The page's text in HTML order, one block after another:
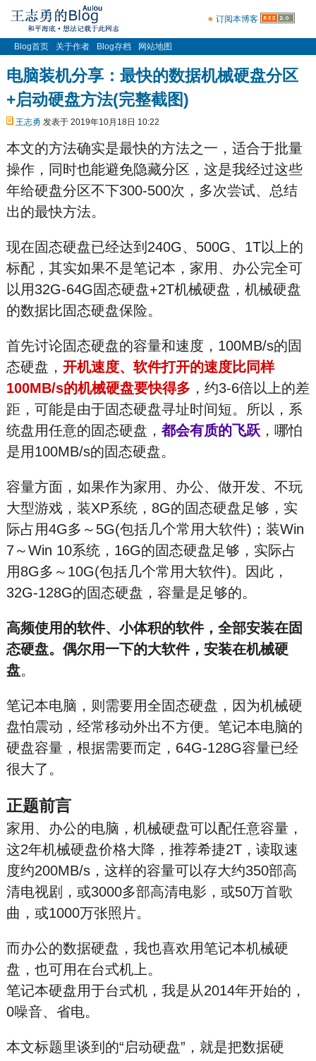
订阅本博客
Blog首页 关于作者 Blog存档 网站地图
电脑装机分享：最快的数据机械硬盘分区
+启动硬盘方法(完整截图)
王志勇 发表于 2019年10月18日 10:22
本文的方法确实是最快的方法之一，适合于批量
操作，同时也能避免隐藏分区，这是我经过这些
年给硬盘分区不下300-500次，多次尝试、总结
出的最快方法。
现在固态硬盘已经达到240G、500G、1T以上的
标配，其实如果不是笔记本，家用、办公完全可
以用32G-64G固态硬盘+2T机械硬盘，机械硬盘
的数据比固态硬盘保险。
首先讨论固态硬盘的容量和速度，100MB/s的固
态硬盘， 开机速度、软件打开的速度比同样
100MB/s的机械硬盘要快得多 ，约3-6倍以上的差
距，可能是由于固态硬盘寻址时间短。所以，系
统盘用任意的固态硬盘， 都会有质的飞跃，哪怕
是用100MB/s的固态硬盘。
容量方面，如果作为家用、办公、做开发、不玩
大型游戏，装XP系统，8G的固态硬盘足够，实
际占用4G多～5G(包括几个常用大软件)；装Win
7～Win 10系统，16G的固态硬盘足够，实际占
用8G多～10G(包括几个常用大软件)。因此，
32G-128G的固态硬盘，容量是足够的。
高频使用的软件、小体积的软件，全部安装在固
态硬盘。偶尔用一下的大软件，安装在机械硬
盘。
笔记本电脑，则需要用全固态硬盘，因为机械硬
盘怕震动，经常移动外出不方便。笔记本电脑的
硬盘容量，根据需要而定，64G-128G容量已经
很大了。
正题前言
家用、办公的电脑，机械硬盘可以配任意容量，
这2年机械硬盘价格大降，推荐希捷2T，读取速
度约200MB/s，这样的容量可以存大约350部高
清电视剧，或3000多部高清电影，或50万首歌
曲，或1000万张照片。
而办公的数据硬盘，我也喜欢用笔记本机械硬
盘，也可用在台式机上。
笔记本硬盘用于台式机，我是从2014年开始的，
0噪音、省电。
本文标题里谈到的“启动硬盘”，就是把数据硬